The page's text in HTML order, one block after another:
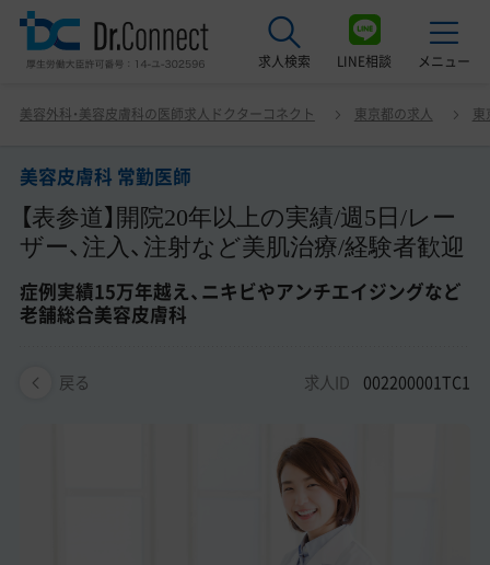
求人検索 LINE相談 メニュー
美容クリニック見学ご希望の方はこちら
サービス紹介
ドクターコネクトの強み
常勤求人一覧
美容医療医師の転職お役立ちコンテンツ
美容外科・美容皮膚科の医師求人ドクターコネクト 東京都の求人 東
美容皮膚科 常勤医師
【表参道】開院20年以上の実績/週5日/レー
ザー、注入、注射など美肌治療/経験者歓迎
症例実績15万年越え、ニキビやアンチエイジングなど
老舗総合美容皮膚科
戻る 求人ID 002200001TC1
美容皮膚科 常勤医師 【表参道】開院20年以上の実績/週5
日/レーザー、注入、注射など美肌治療/経験者歓迎 症例実
容皮膚科